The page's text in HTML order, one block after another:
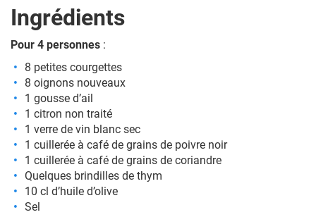
Ingrédients
Pour 4 personnes :
8 petites courgettes
8 oignons nouveaux
1 gousse d’ail
1 citron non traité
1 verre de vin blanc sec
1 cuillerée à café de grains de poivre noir
1 cuillerée à café de grains de coriandre
Quelques brindilles de thym
10 cl d’huile d’olive
Sel